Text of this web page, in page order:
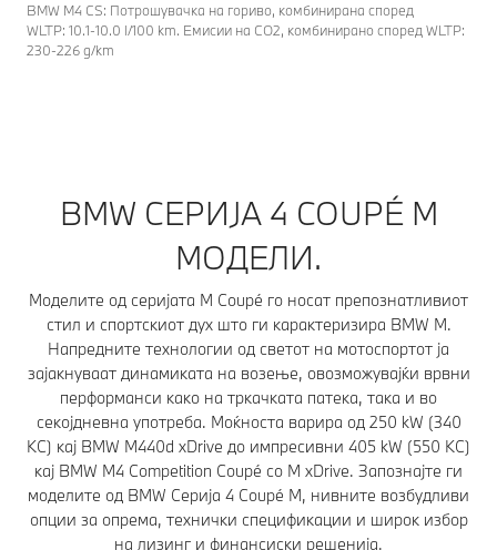
BMW M4 CS: Потрошувачка на гориво, комбинирана според
WLTP: 10.1-10.0 l/100 km. Емисии на CO2, комбинирано според WLTP:
230-226 g/km
BMW СЕРИЈА 4 COUPÉ M
МОДЕЛИ.
Моделите од серијата M Coupé го носат препознатливиот
стил и спортскиот дух што ги карактеризира BMW M.
Напредните технологии од светот на мотоспортот ја
зајакнуваат динамиката на возење, овозможувајќи врвни
перформанси како на тркачката патека, така и во
секојдневна употреба. Моќноста варира од 250 kW (340
КС) кај BMW M440d xDrive до импресивни 405 kW (550 КС)
кај BMW M4 Competition Coupé со M xDrive. Запознајте ги
моделите од BMW Серија 4 Coupé M, нивните возбудливи
опции за опрема, технички спецификации и широк избор
на лизинг и финансиски решенија.